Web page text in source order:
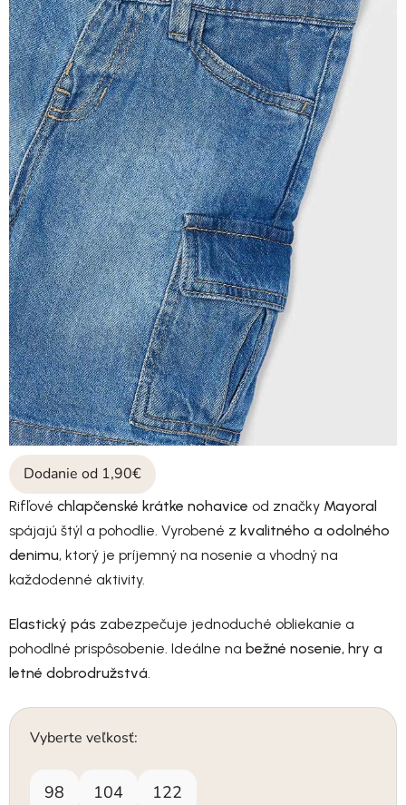
Dodanie od 1,90€
Rifľové chlapčenské krátke nohavice od značky Mayoral
spájajú štýl a pohodlie. Vyrobené z kvalitného a odolného
denimu, ktorý je príjemný na nosenie a vhodný na
každodenné aktivity.
Elastický pás zabezpečuje jednoduché obliekanie a
pohodlné prispôsobenie. Ideálne na bežné nosenie, hry a
letné dobrodružstvá.
Vyberte veľkosť:
98 104 122